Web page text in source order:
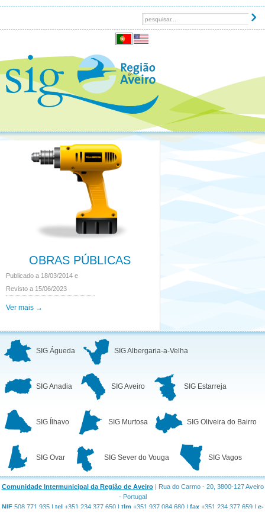
OBRAS PÚBLICAS
Publicado a 18/03/2014 e
Revisto a 15/06/2023
Ver mais →
SIG Águeda SIG Albergaria-a-Velha
SIG Anadia SIG Aveiro SIG Estarreja
SIG Ílhavo SIG Murtosa SIG Oliveira do Bairro
SIG Ovar SIG Sever do Vouga SIG Vagos
Comunidade Intermunicipal da Região de Aveiro| Rua do Carmo - 20, 3800-127 Aveiro
- Portugal
NIF508 771 935 | tel+351 234 377 650 | tlm +351 937 084 680 | fax+351 234 377 659 | e-